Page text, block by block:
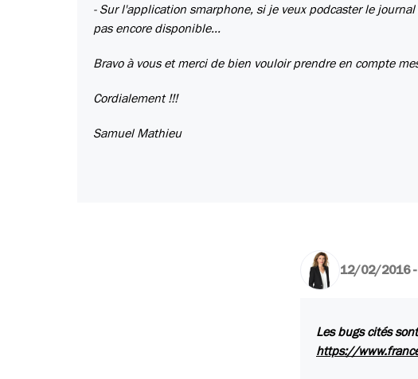
- Sur l'application smarphone, si je veux podcaster le
pas encore disponible...
Bravo à vous et merci de bien vouloir prendre en compte
Cordialement !!!
Samuel Mathieu
12/02/2016 -
Les bugs cités
https://